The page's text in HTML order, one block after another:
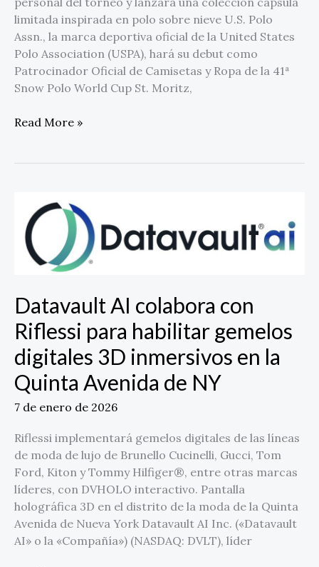
limitada inspirada en polo sobre nieve U.S. Polo
Assn., la marca deportiva oficial de la United States
Polo Association (USPA), hará su debut como
Patrocinador Oficial de Camisetas y Ropa de la 41ª
Snow Polo World Cup St. Moritz,
Read More »
Datavault AI colabora con
Riflessi para habilitar gemelos
digitales 3D inmersivos en la
Quinta Avenida de NY
7 de enero de 2026
Riflessi implementará gemelos digitales de las líneas
de moda de lujo de Brunello Cucinelli, Gucci, Tom
Ford, Kiton y Tommy Hilfiger®, entre otras marcas
líderes, con DVHOLO interactivo. Pantalla
holográfica 3D en el distrito de la moda de la Quinta
Avenida de Nueva York Datavault AI Inc. («Datavault
AI» o la «Compañía») (NASDAQ: DVLT), líder
Datavault
colabora
con
Riflessi
habilitar
gemelos
digitales
3D
inmersivos
en
la
Avenida
de
NY